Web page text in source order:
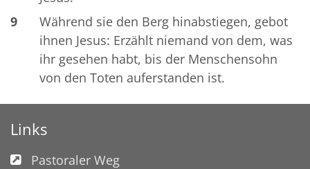
9
Während sie den Berg hinabstiegen, gebot
ihnen Jesus: Erzählt niemand von dem, was
ihr gesehen habt, bis der Menschensohn
von den Toten auferstanden ist.
Links
Pastoraler Weg